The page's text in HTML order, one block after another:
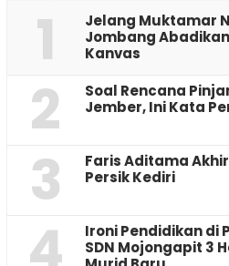
1
Jelang Muktamar
Jombang
Kanvas
2
‎Soal Rencana
Jember, Ini Kata
3
Faris Aditama
Persik Kediri
4
Ironi Pendidikan di
SDN Mojongapit 3